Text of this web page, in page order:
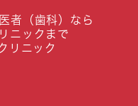
者（歯科）なら
ニックまで
リニック